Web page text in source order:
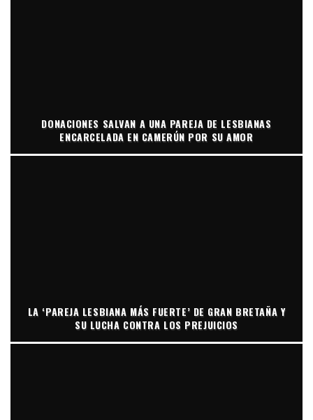
DONACIONES SALVAN A UNA PAREJA DE LESBIANAS
ENCARCELADA EN CAMERÚN POR SU AMOR
LA ‘PAREJA LESBIANA MÁS FUERTE’ DE GRAN BRETAÑA Y
SU LUCHA CONTRA LOS PREJUICIOS